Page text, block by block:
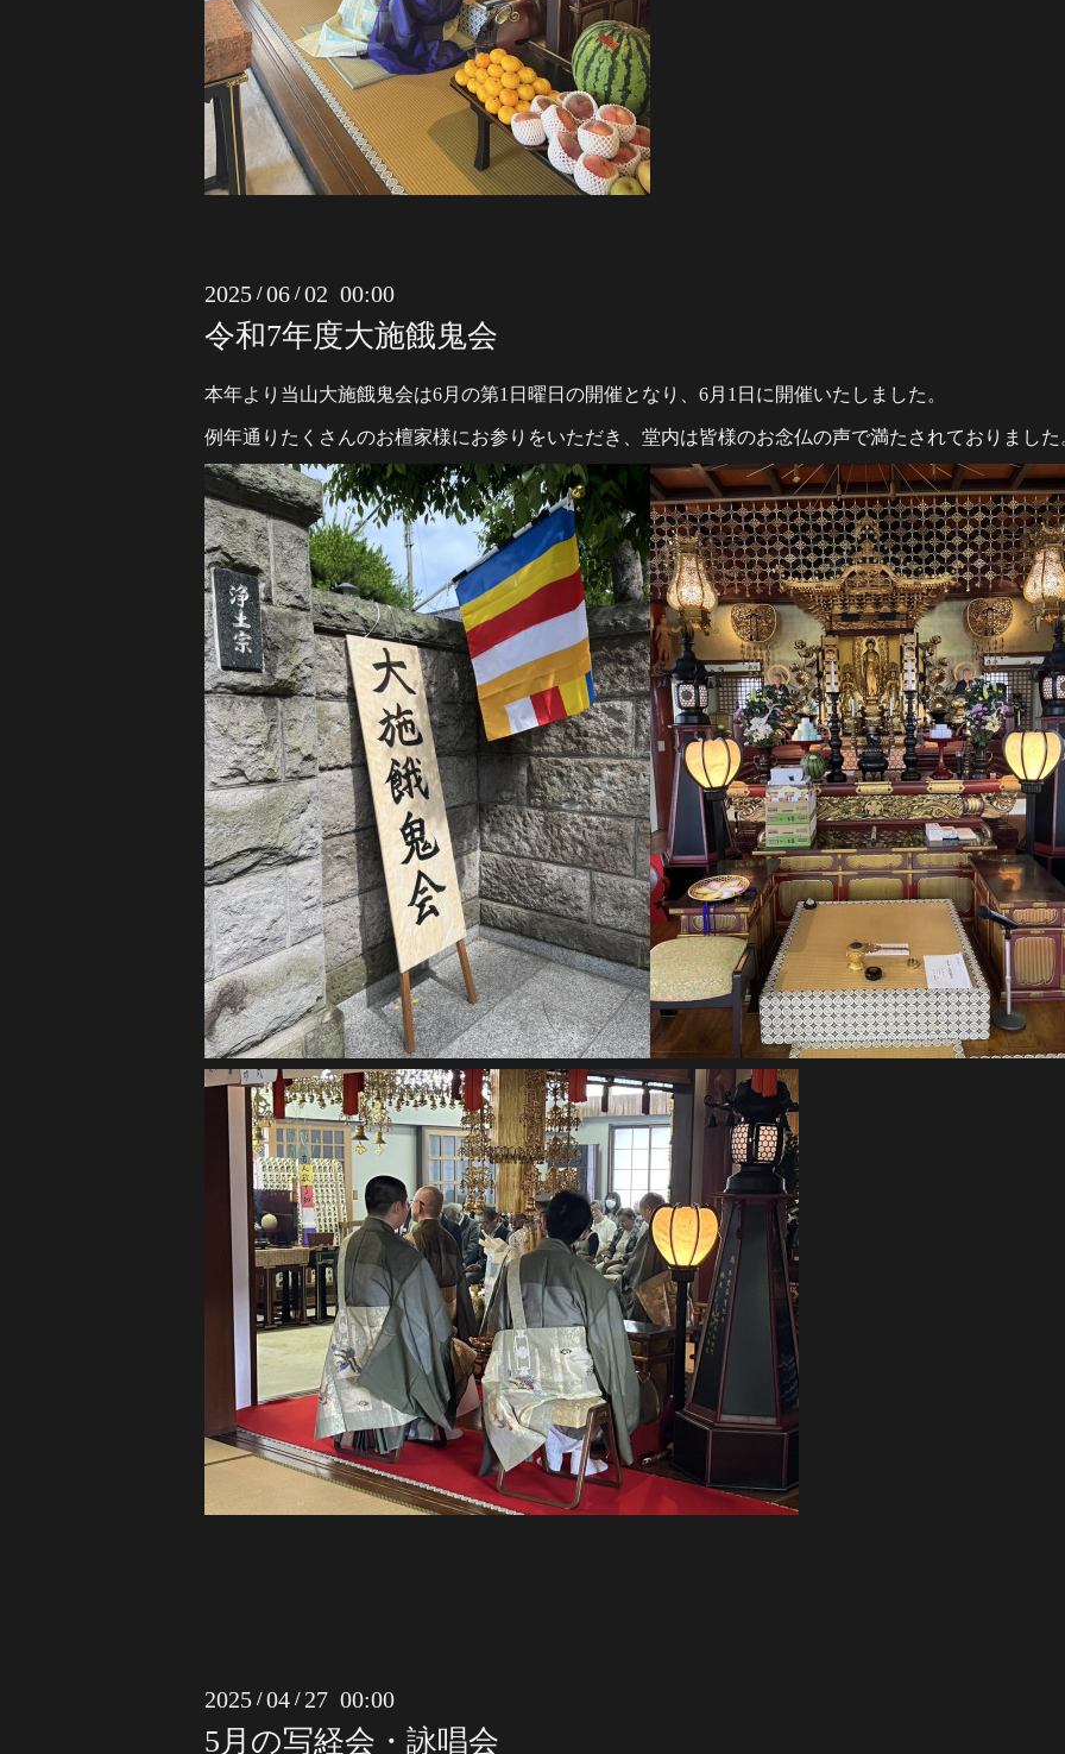
2025 /06 /02 00:00
令和7年度大施餓鬼会
本年より当山大施餓鬼会は6月の第1日曜日の開催となり、6月1日に開催いたしました。
例年通りたくさんのお檀家様にお参りをいただき、堂内は皆様のお念仏の声で満たされておりました
2025 /04 / 27 00:00
5月の写経会・詠唱会